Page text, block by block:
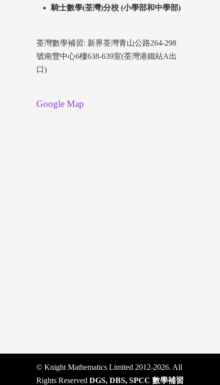
騎士數學(荃灣)分校 (小學部和中學部)
荃灣數學補習: 新界荃灣青山公路264-298
號南豐中心6樓638-639室(荃灣港鐵站A出
口)
Google Map
© Knight Mathematics Limited 2012-2026. All
Rights Reserved DGS, DBS, SPCC 數學補習